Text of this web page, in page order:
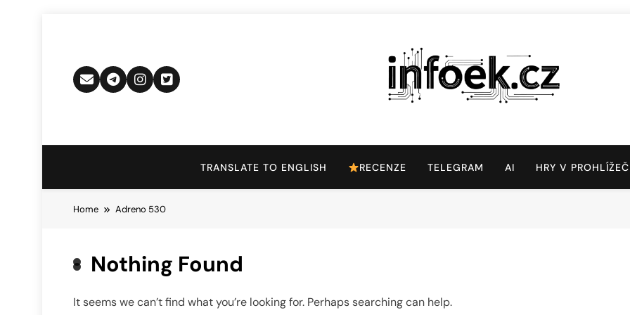
Infoek.cz
TRANSLATE TO ENGLISH RECENZE TELEGRAM AI HRY V
Home Adreno 530
Nothing Found
It seems we can’t find what you’re looking for. Perhaps searching can help.